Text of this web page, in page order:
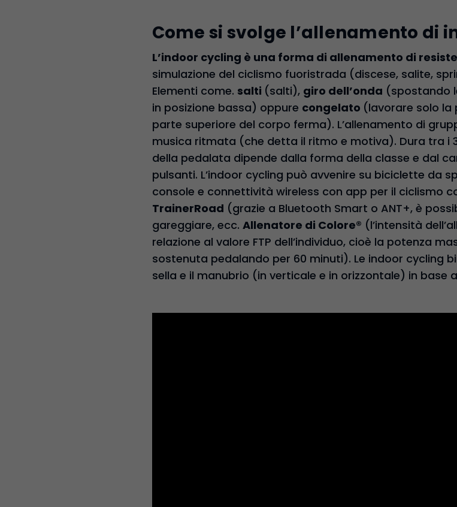
Come si svolge l’allenamento di
L’indoor cycling è una forma di allenamento di
simulazione del ciclismo fuoristrada (discese, salite,
Elementi come. salti (salti), giro dell’onda (spostando
in posizione bassa) oppure congelato (lavorare solo la
parte superiore del corpo ferma). L’allenamento di
musica ritmata (che detta il ritmo e motiva). Dura tra i
della pedalata dipende dalla forma della classe e dal
pulsanti. L’indoor cycling può avvenire su biciclette da
console e connettività wireless con app per il ciclismo
TrainerRoad (grazie a Bluetooth Smart o ANT+, è
gareggiare, ecc. Allenatore di Colore® (l’intensità
relazione al valore FTP dell’individuo, cioè la potenza
sostenuta pedalando per 60 minuti). Le indoor cycling
sella e il manubrio (in verticale e in orizzontale) in base